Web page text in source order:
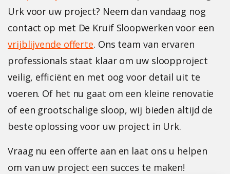
Urk voor uw project? Neem dan vandaag nog
contact op met De Kruif Sloopwerken voor een
vrijblijvende offerte. Ons team van ervaren
professionals staat klaar om uw sloopproject
veilig, efficiënt en met oog voor detail uit te
voeren. Of het nu gaat om een kleine renovatie
of een grootschalige sloop, wij bieden altijd de
beste oplossing voor uw project in Urk.
Vraag nu een offerte aan en laat ons u helpen
om van uw project een succes te maken!